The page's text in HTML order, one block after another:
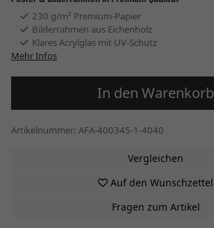
230 g/m² Premium-Papier
Bilderrahmen aus Eichenholz
Klares Acrylglas mit UV-Schutz
Mehr Infos
In den Warenkorb
Artikelnummer: AFA-400345-1-4040
Vergleichen
Auf den Wunschzettel
Fragen zum Artikel